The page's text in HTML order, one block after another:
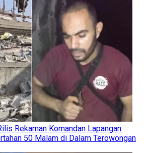
Rekaman Komandan Lapangan
50 Malam di Dalam Terowongan